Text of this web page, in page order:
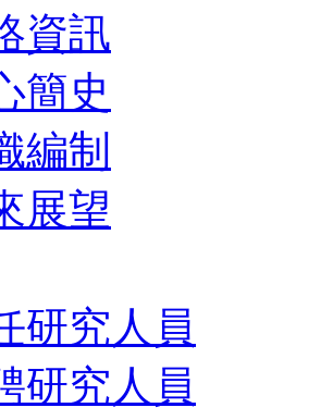
資訊
簡史
編制
展望
研究人員
研究人員